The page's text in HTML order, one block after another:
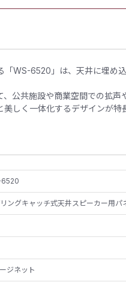
「WS-6520」は、天井に埋め
公共施設や商業空間での拡声
しく一体化するデザインが特
ングキャッチ式天井スピーカー用パ
ジネット